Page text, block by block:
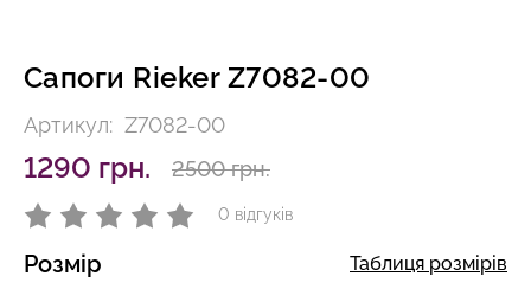
Сапоги Rieker Z7082-00
Артикул: Z7082-00
1290 грн. 2500 грн.
0 відгуків
Розмір Таблиця розмірів